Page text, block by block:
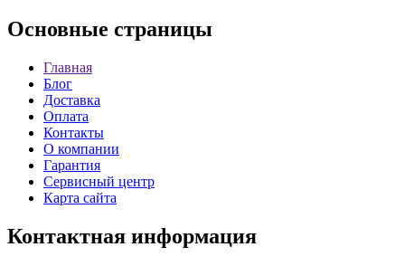
Основные страницы
Главная
Блог
Доставка
Оплата
Контакты
О компании
Гарантия
Сервисный центр
Карта сайта
Контактная информация